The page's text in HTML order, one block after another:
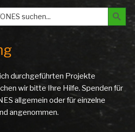
Search
durchgeführten Projekte
wir bitte Ihre Hilfe. Spenden für
allgemein oder für einzelne
angenommen.